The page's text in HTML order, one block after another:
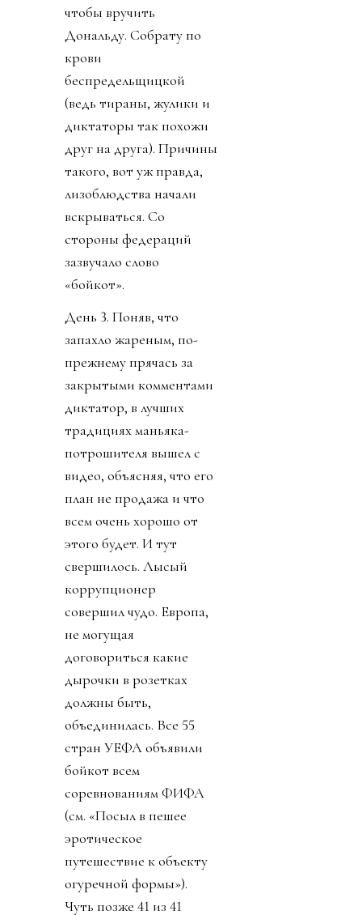
чтобы вручить
Дональду. Собрату по
крови
беспредельщицкой
(ведь тираны, жулики и
диктаторы так похожи
друг на друга). Причины
такого, вот уж правда,
лизоблюдства начали
вскрываться. Со
стороны федераций
зазвучало слово
«бойкот».
День 3. Поняв, что
запахло жареным, по-
прежнему прячась за
закрытыми комментами
диктатор, в лучших
традициях маньяка-
потрошителя вышел с
видео, объясняя, что его
план не продажа и что
всем очень хорошо от
этого будет. И тут
свершилось. Лысый
коррупционер
совершил чудо. Европа,
не могущая
договориться какие
дырочки в розетках
должны быть,
объединилась. Все 55
стран УЕФА объявили
бойкот всем
соревнованиям ФИФА
(см. «Посыл в пешее
эротическое
путешествие к объекту
огуречной формы»).
Чуть позже 41 из 41